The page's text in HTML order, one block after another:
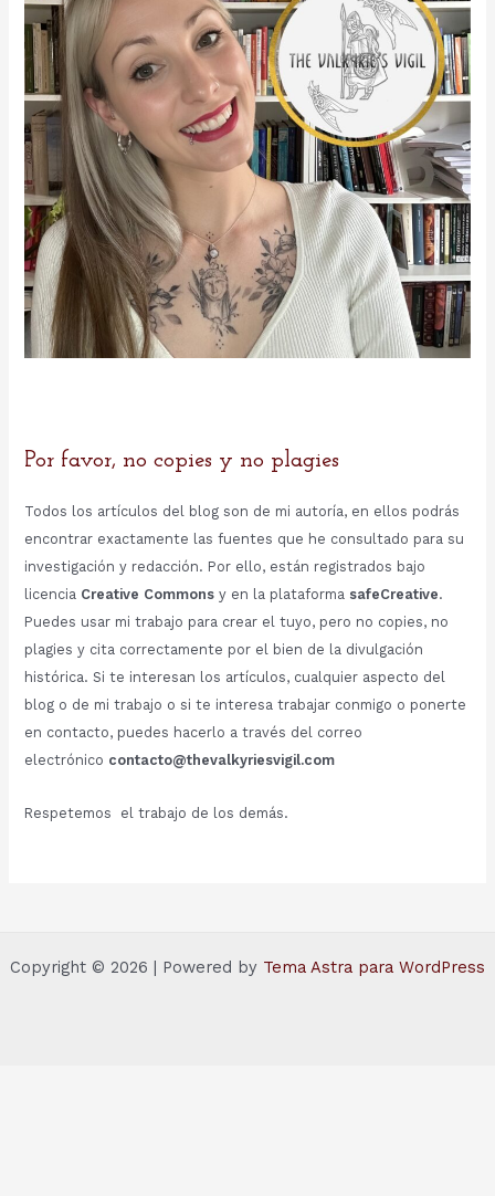
r
:
Por favor, no copies y no plagies
Todos los artículos del blog son de mi autoría, en ellos podrás
encontrar exactamente las fuentes que he consultado para su
investigación y redacción. Por ello, están registrados bajo
licencia Creative Commonsy en la plataforma safeCreative.
Puedes usar mi trabajo para crear el tuyo, pero no copies, no
plagies y cita correctamente por el bien de la divulgación
histórica. Si te interesan los artículos, cualquier aspecto del
blog o de mi trabajo o si te interesa trabajar conmigo o ponerte
en contacto, puedes hacerlo a través del correo
electrónico contacto@thevalkyriesvigil.com
Respetemos el trabajo de los demás.
Copyright © 2026 | Powered by Tema Astra para WordPress